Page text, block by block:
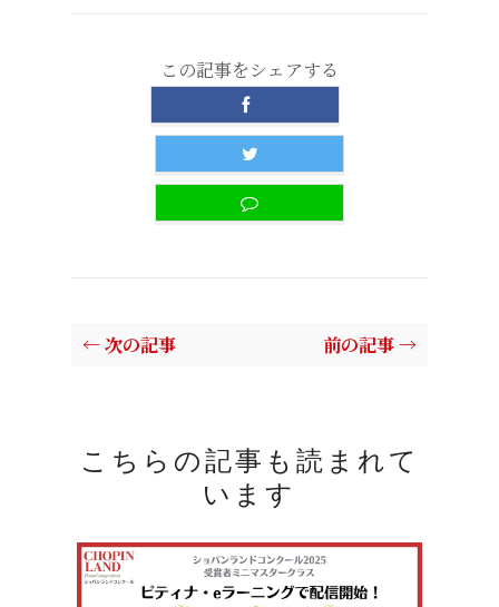
この記事をシェアする
← 次の記事 前の記事 →
こちらの記事も読まれて
います